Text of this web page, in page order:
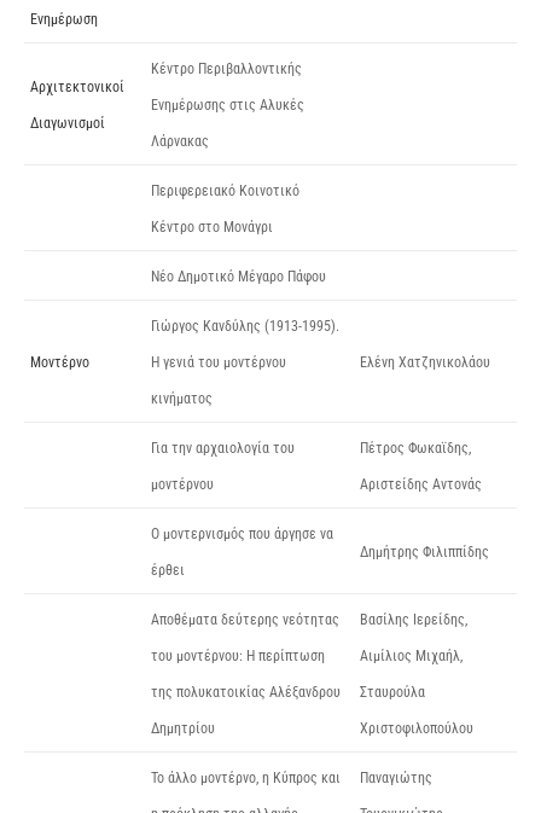
Ενημέρωση
Αρχιτεκτονικοί
Διαγωνισμοί
Κέντρο Περιβαλλοντικής
Ενημέρωσης στις Αλυκές
Λάρνακας
Περιφερειακό Κοινοτικό
Κέντρο στο Μονάγρι
Νέο Δημοτικό Μέγαρο Πάφου
Μοντέρνο
Γιώργος Κανδύλης (1913-1995).
Η γενιά του μοντέρνου
κινήματος
Ελένη Χατζηνικολάου
Για την αρχαιολογία του
μοντέρνου
Πέτρος Φωκαϊδης,
Αριστείδης Αντονάς
Ο μοντερνισμός που άργησε να
έρθει
Δημήτρης Φιλιππίδης
Αποθέματα δεύτερης νεότητας
του μοντέρνου: Η περίπτωση
της πολυκατοικίας Αλέξανδρου
Δημητρίου
Βασίλης Ιερείδης,
Αιμίλιος Μιχαήλ,
Σταυρούλα
Χριστοφιλοπούλου
Το άλλο μοντέρνο, η Κύπρος και Παναγιώτης